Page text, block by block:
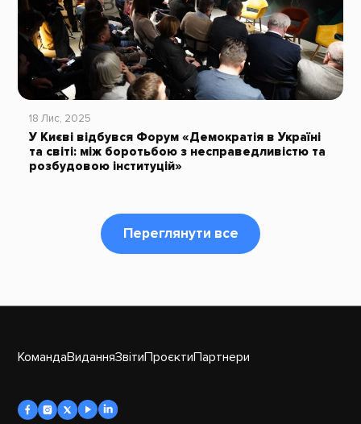
18 Лис, 2025
У Києві відбувся Форум «Демократія в Україні
та світі: між боротьбою з несправедливістю та
розбудовою інституцій»
Переглянути все
КомандаВиданняЗвітиПроєктиПартнери